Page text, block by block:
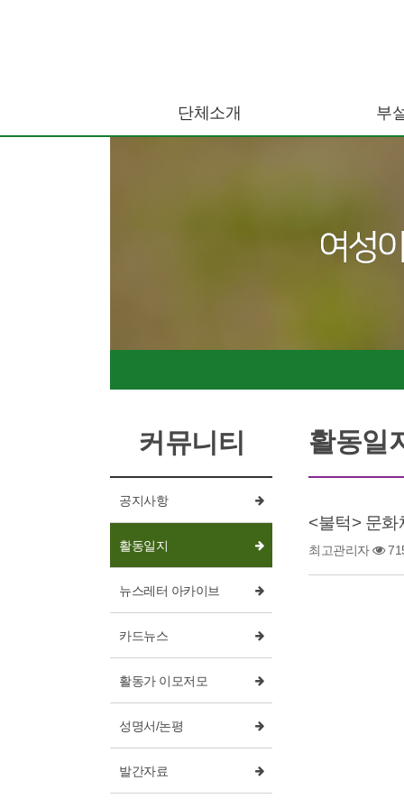
단체소개 부
커뮤니티
공지사항
활동일지
뉴스레터 아카이브
카드뉴스
활동가 이모저모
성명서/논평
발간자료
활동일
<불턱> 문화
최고관리자